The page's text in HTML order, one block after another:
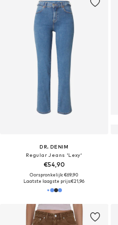
DR. DENIM
Regular Jeans 'Lexy'
€54,90
Oorspronkelijk: €69,90
Laatste laagste prijs:€21,96